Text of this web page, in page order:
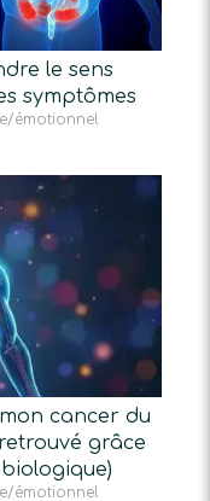
le sens
symptômes
émotionnel
cancer du
grâce
émotionnel